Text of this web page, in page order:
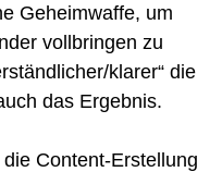
Geheimwaffe, um
vollbringen zu
klarer“ die
das Ergebnis.
Content-Erstellung